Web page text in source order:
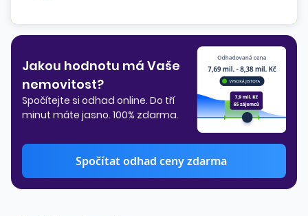
Jakou hodnotu má Vaše
nemovitost?
Spočítejte si odhad online. Do tří
minut máte jasno. 100% zdarma.
Spočítat odhad ceny zdarma